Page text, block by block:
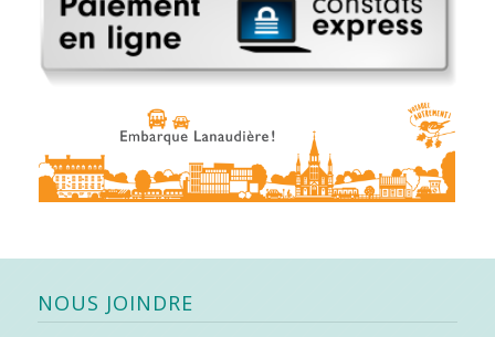
NOUS JOINDRE